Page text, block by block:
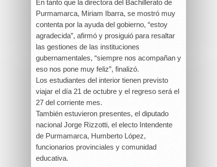
En tanto que la directora del Bachillerato de
Purmamarca, Miriam Ibarra, se mostró muy
contenta por la ayuda del gobierno, “estoy
agradecida”, afirmó y prosiguió para resaltar
las gestiones de las instituciones
gubernamentales, “siempre nos acompañan y
eso nos pone muy feliz”, finalizó.
Los estudiantes del interior tienen previsto
viajar el día 21 de octubre y el regreso será el
27 del corriente mes.
También estuvieron presentes, el diputado
nacional Jorge Rizzotti, el electo Intendente
de Purmamarca, Humberto López,
funcionarios provinciales y comunidad
educativa.